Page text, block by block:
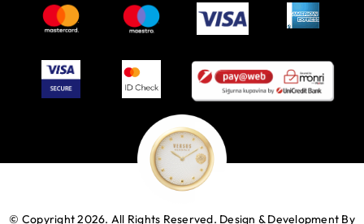
© Copyright 2026. All Rights Reserved. Design & Development By